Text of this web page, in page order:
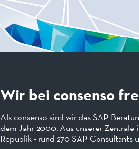
Wir bei consenso
Als consenso sind wir das SAP
dem Jahr 2000. Aus unserer Zentrale
Republik - rund 270 SAP Consultants